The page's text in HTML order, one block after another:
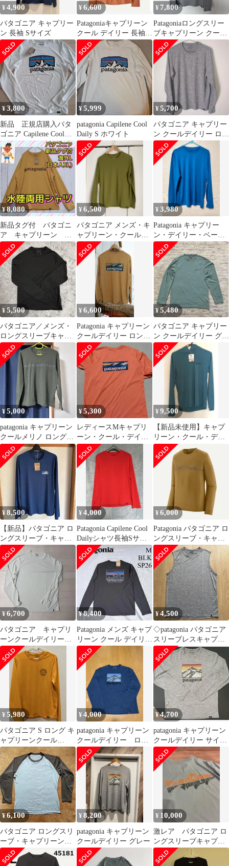
¥4,900
パタゴニア キャプリー
ン 長袖 Sサイズ
¥6,600
Patagoniaキャプリーン
クール デイリー 長袖T
シャツ XS レディース
¥ 7,800
Patagoniaロングスリー
ブキャプリーン クール
デイリー グラフィック
シャツ
¥3,800
新品 正規店購入パタ
ゴニア Capilene Cool
Daily XS
¥5,999
patagonia Capilene Cool
Daily S ホワイト
¥5,700
パタゴニア キャプリー
ン クールデイリー ロン
グスリーブ S
¥8,080
新品タグ付 パタゴニ
ア キャプリーン ク
ールデイリー 速乾
ストレッチ ＸＬ
¥6,500
パタゴニア メンズ・キ
ャプリーン・クール・
ライトウェイト・シャ
ツ M
¥3,980
Patagonia キャプリー
ン・デイリー・ベース
レイヤー【MEN'S M】
¥5,500
パタゴニア／メンズ・
ロングスリーブキャプ
リーンクールデイリー
シャツ／ブラック／S
¥6,600
Patagonia キャプリーン
クールデイリー ロング
スリーブ L
¥5,480
パタゴニア キャプリー
ン クールデイリー グラ
フィック ロングスリー
ブTシャツ
¥5,000
patagonia キャプリーン
クールメリノ ロングス
リーブ グラフィック
¥5,300
レディースMキャプリ
ーン・クール・デイリ
ー・グラフィック・シ
ャツ
¥9,500
【新品未使用】キャプ
リーン・クール・デイ
リー・フーディ Men's
メンズ XS
¥8,500
【新品】パタゴニア ロ
ングスリーブ・キャプ
リーン・クール S
CLMB
¥4,000
Patagonia Capilene Cool
Dailyシャツ長袖Sサイ
ズ
¥6,000
Patagonia パタゴニア ロ
ングスリーブ・キャプ
リーン・クール・メリ
ノ
¥6,700
パタゴニア キャプリ
ーンクールデイリー
ロングスリーブ 中古
サイズM
¥8,400
Patagonia メンズ キャプ
リーン クール デイリー
シャツ Mサイズ
¥4,500
◇patagonia パタゴニア
スリーブレスキャプリ
ーンクールデイリーシ
ャツ
¥5,980
パタゴニア S ロング キ
ャプリーンクール
TRMX
¥4,000
patagonia キャプリーン
クールデイリー ロン
グスリーブ S
¥4,700
patagonia キャプリーン
クールデイリー サイズ
S
¥6,100
パタゴニア ロングスリ
ーブ・キャプリーン・
シャツ US Lサイズ
¥8,200
patagonia キャプリーン
クールデイリー グレー
¥ 10,000
激レア パタゴニア ロ
ングスリーブキャプリ
ーンクールデイリー S